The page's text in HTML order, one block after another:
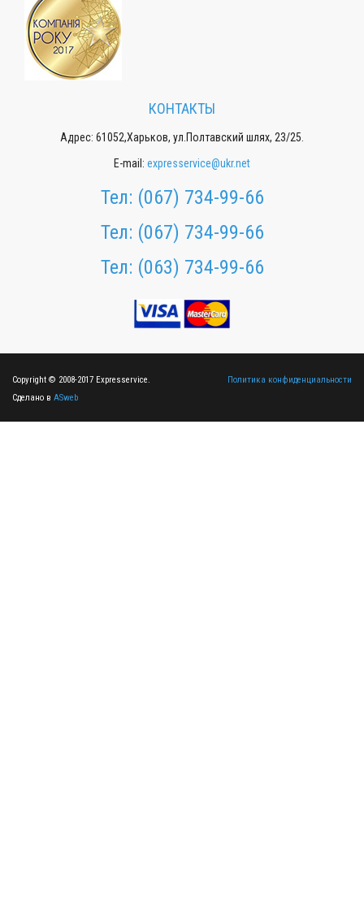
КОНТАКТЫ
Адрес: 61052,Харьков, ул.Полтавский шлях, 23/25.
E-mail: expresservice@ukr.net
Тел: (067) 734-99-66
Тел: (067) 734-99-66
Тел: (063) 734-99-66
Copyright © 2008-2017 Expresservice.
Сделано в ASweb
Политика конфиденциальности